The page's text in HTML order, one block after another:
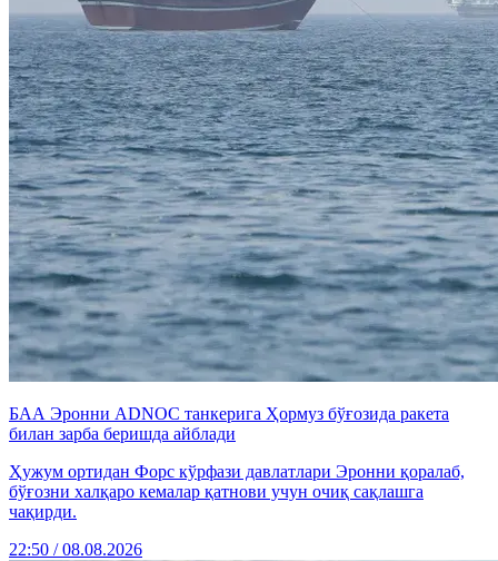
БАА Эронни ADNOC танкерига Ҳормуз бўғозида ракета
билан зарба беришда айблади
Ҳужум ортидан Форс кўрфази давлатлари Эронни қоралаб,
бўғозни халқаро кемалар қатнови учун очиқ сақлашга
чақирди.
22:50 / 08.08.2026